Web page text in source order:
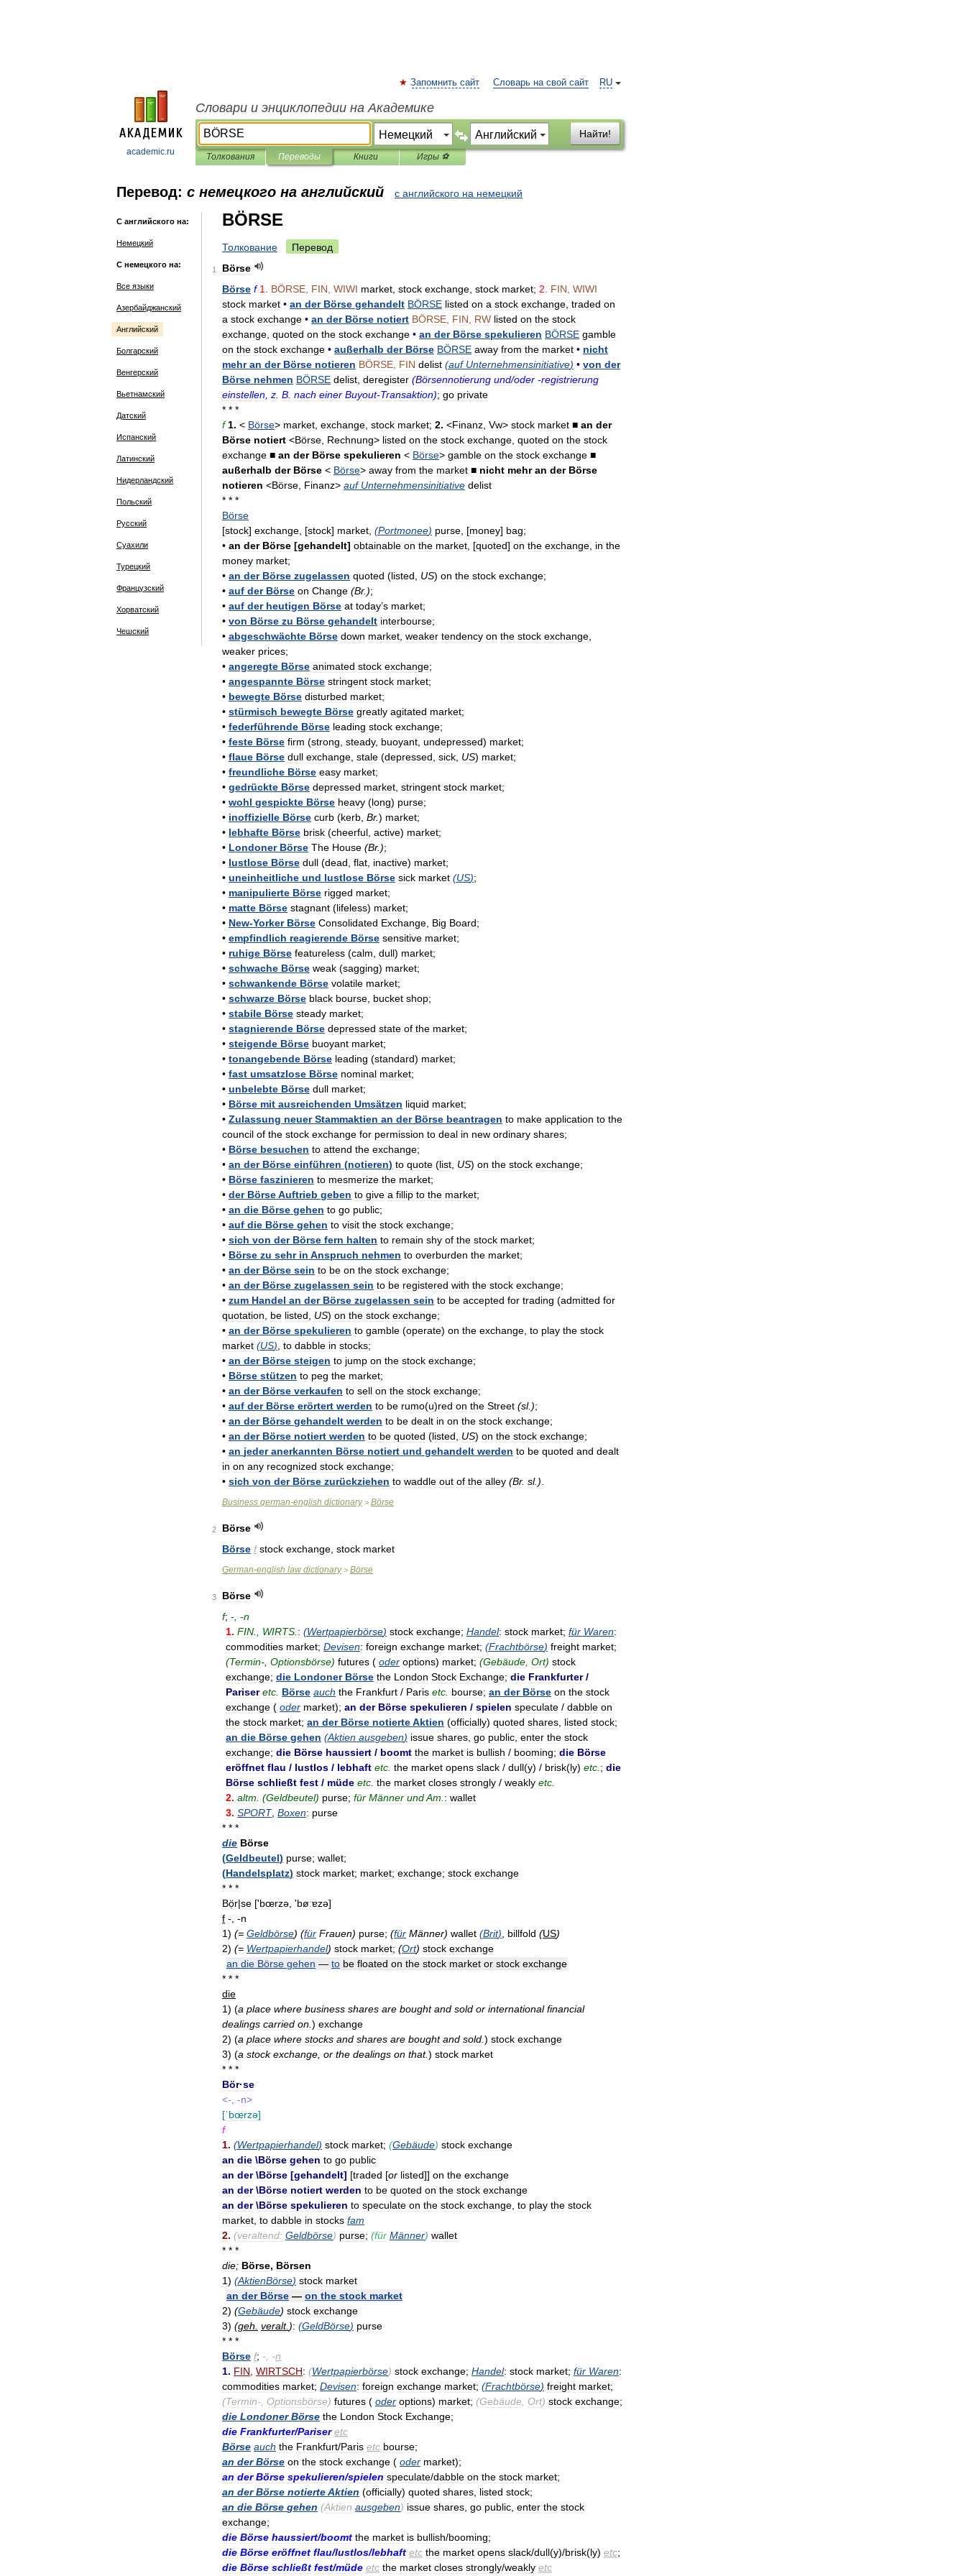
academic.ru
RU
Запомнить сайт Словарь на свой сайт
Словари и энциклопедии на Академике
Найти!
Толкования Переводы Книги Игры ⚽
Перевод: с немецкого на английский с английского на немецкий
С английского на:
Немецкий
С немецкого на:
Все языки
Азербайджанский
Английский
Болгарский
Венгерский
Вьетнамский
Датский
Испанский
Латинский
Нидерландский
Польский
Русский
Суахили
Турецкий
Французский
Хорватский
Чешский
BÖRSE
Толкование Перевод
1
Börse
Börse f 1 BÖRSE FIN WIWI market stock exchange stock market; 2 FIN WIWI
stock market • an der Börse gehandelt BÖRSE listed on a stock exchange traded on
a stock exchange • an der Börse notiert BÖRSE FIN RW listed on the stock
exchange quoted on the stock exchange • an der Börse spekulieren BÖRSE gamble
on the stock exchange • außerhalb der Börse BÖRSE away from the market • nicht
mehr an der Börse notieren BÖRSE FIN delist (auf Unternehmensinitiative) • von der
Börse nehmen BÖRSE delist deregister (Börsennotierung und/oder -registrierung
einstellen z B nach einer Buyout-Transaktion); go private
* * *
f 1. < Börse> market exchange stock market; 2. <Finanz Vw> stock market ■ an der
Börse notiert <Börse Rechnung> listed on the stock exchange quoted on the stock
exchange ■ an der Börse spekulieren < Börse> gamble on the stock exchange ■
außerhalb der Börse < Börse> away from the market ■ nicht mehr an der Börse
notieren <Börse Finanz> auf Unternehmensinitiative delist
* * *
Börse
[stock] exchange , [stock] market (Portmonee) purse , [money] bag;
• an der Börse [gehandelt] obtainable on the market , [quoted] on the exchange in the
money market;
• an der Börse zugelassen quoted (listed US) on the stock exchange;
• auf der Börse on Change (Br.);
• auf der heutigen Börse at today’s market;
• von Börse zu Börse gehandelt interbourse;
• abgeschwächte Börse down market weaker tendency on the stock exchange
weaker prices;
• angeregte Börse animated stock exchange;
• angespannte Börse stringent stock market;
• bewegte Börse disturbed market;
• stürmisch bewegte Börse greatly agitated market;
• federführende Börse leading stock exchange;
• feste Börse firm (strong steady, buoyant undepressed) market;
• flaue Börse dull exchange stale (depressed sick US) market;
• freundliche Börse easy market;
• gedrückte Börse depressed market stringent stock market;
• wohl gespickte Börse heavy (long) purse;
• inoffizielle Börse curb (kerb Br.) market;
• lebhafte Börse brisk (cheerful active) market;
• Londoner Börse The House (Br.);
• lustlose Börse dull (dead flat inactive) market;
• uneinheitliche und lustlose Börse sick market (US);
• manipulierte Börse rigged market;
• matte Börse stagnant (lifeless) market;
• New-Yorker Börse Consolidated Exchange Big Board;
• empfindlich reagierende Börse sensitive market;
• ruhige Börse featureless (calm dull) market;
• schwache Börse weak (sagging) market;
• schwankende Börse volatile market;
• schwarze Börse black bourse bucket shop;
• stabile Börse steady market;
• stagnierende Börse depressed state of the market;
• steigende Börse buoyant market;
• tonangebende Börse leading (standard) market;
• fast umsatzlose Börse nominal market;
• unbelebte Börse dull market;
• Börse mit ausreichenden Umsätzen liquid market;
• Zulassung neuer Stammaktien an der Börse beantragen to make application to the
council of the stock exchange for permission to deal in new ordinary shares;
• Börse besuchen to attend the exchange;
• an der Börse einführen (notieren) to quote (list US) on the stock exchange;
• Börse faszinieren to mesmerize the market;
• der BörseAuftrieb geben to give a fillip to the market;
• an die Börse gehen to go public;
• auf die Börse gehen to visit the stock exchange;
• sich von der Börse fern halten to remain shy of the stock market;
• Börse zu sehr in Anspruch nehmen to overburden the market;
• an der Börse sein to be on the stock exchange;
• an der Börse zugelassen sein to be registered with the stock exchange;
• zum Handel an der Börse zugelassen sein to be accepted for trading (admitted for
quotation
be listed US) on the stock exchange;
• an der Börse spekulieren to gamble (operate) on the exchange to play the stock
market (US) to dabble in stocks;
• an der Börse steigen to jump on the stock exchange;
• Börse stützen to peg the market;
• an der Börse verkaufen to sell on the stock exchange;
• auf der Börse erörtert werden to be rumo(u)red on the Street (sl.);
• an der Börse gehandelt werden to be dealt in on the stock exchange;
• an der Börse notiert werden to be quoted (listed US) on the stock exchange;
• an jeder anerkannten Börse notiert und gehandelt werden to be quoted and dealt
in on any recognized stock exchange;
• sich von der Börse zurückziehen to waddle out of the alley (Br. sl.)
Business german-english dictionary> Börse
2
Börse
Börse f stock exchange stock market
German-english law dictionary> Börse
3
Börse
f; - , -n
1. FIN WIRTS : (Wertpapierbörse) stock exchange; Handel: stock market; für Waren:
commodities market; Devisen: foreign exchange market; (Frachtbörse) freight market;
(Termin-, Optionsbörse) futures ( oder options) market; (Gebäude Ort) stock
exchange; die Londoner Börse the London Stock Exchange; die Frankfurter/
Pariser etc Börse auch the Frankfurt / Paris etc bourse; an der Börse on the stock
exchange ( oder market); an der Börse spekulieren / spielen speculate / dabble on
the stock market; an der Börse notierteAktien (officially) quoted shares listed stock;
an die Börse gehen (Aktien ausgeben) issue shares go public enter the stock
exchange; die Börse haussiert / boomt the market is bullish / booming; die Börse
eröffnet flau / lustlos / lebhaft etc the market opens slack / dull(y) / brisk(ly) etc ; die
Börse schließt fest / müde etc the market closes strongly / weakly etc
2. altm . (Geldbeutel) purse; für Männer undAm : wallet
3. SPORT, Boxen: purse
* * *
die Börse
(Geldbeutel) purse; wallet;
(Handelsplatz) stock market; market; exchange; stock exchange
* * *
Bọ̈r|se ['bœrzə , 'bøːɐzə]
f -, -n
1) (= Geldbörse) (für Frauen) purse; (für Männer) wallet (Brit) billfold (US)
2) (= Wertpapierhandel) stock market; (Ort) stock exchange
an die Börse gehen — to be floated on the stock market or stock exchange
* * *
die
1) (a place where business shares are bought and sold or international financial
dealings carried on ) exchange
2) (a place where stocks and shares are bought and sold ) stock exchange
3) (a stock exchange or the dealings on that.) stock market
* * *
Bör·se
<-, -n>
[ˈbœrzə]
f
1. (Wertpapierhandel) stock market; (Gebäude) stock exchange
an die \Börse gehen to go public
an der\Börse [gehandelt] [traded [or listed]] on the exchange
an der\Börse notiert werden to be quoted on the stock exchange
an der\Börse spekulieren to speculate on the stock exchange to play the stock
market to dabble in stocks fam
2. (veraltend: Geldbörse) purse; (für Männer) wallet
* * *
die; Börse, Börsen
1) (AktienBörse) stock market
an der Börse — on the stock market
2) (Gebäude) stock exchange
3) (geh veralt. ): (GeldBörse) purse
* * *
Börse f; - , -n
1. FIN WIRTSCH: (Wertpapierbörse) stock exchange; Handel: stock market; für Waren:
commodities market; Devisen: foreign exchange market; (Frachtbörse) freight market;
(Termin-, Optionsbörse) futures ( oder options) market; (Gebäude Ort) stock exchange;
die Londoner Börse the London Stock Exchange;
die Frankfurter/Pariser etc
Börse auch the Frankfurt/Paris etc bourse;
an der Börse on the stock exchange ( oder market);
an der Börse spekulieren/spielen speculate/dabble on the stock market;
an der Börse notierteAktien (officially) quoted shares listed stock;
an die Börse gehen (Aktien ausgeben) issue shares go public enter the stock
exchange;
die Börse haussiert/boomt the market is bullish/booming;
die Börse eröffnet flau/lustlos/lebhaft etc the market opens slack/dull(y)/brisk(ly) etc;
die Börse schließt fest/müde etc the market closes strongly/weakly etc